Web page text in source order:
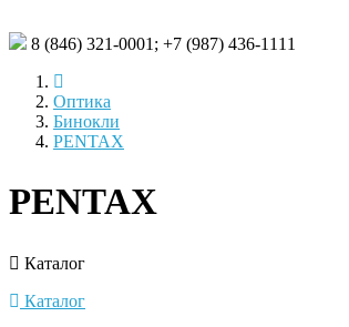
8 (846) 321-0001; +7 (987) 436-1111
Оптика
Бинокли
PENTAX
PENTAX
Каталог
Каталог